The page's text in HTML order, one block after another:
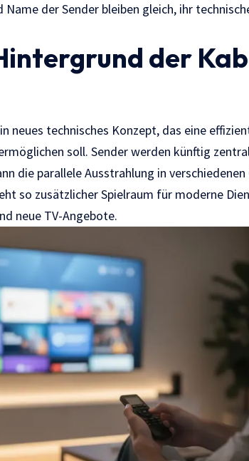
der Sender bleiben gleich, ihr
der
neues technisches Konzept, das eine
soll. Sender werden künftig
die parallele Ausstrahlung in
so zusätzlicher Spielraum für moderne
neue TV-Angebote.